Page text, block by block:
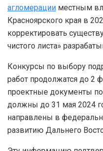
агломерации местным
Красноярского края в
корректировать
чистого листа»
Конкурсы по выбору
работ продолжатся до 2
проектные документы
должны до 31 мая 2024
направлены в
развитию Дальнего